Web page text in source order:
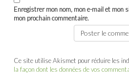
Enregistrer mon nom, mon e-mail et mon
mon prochain commentaire.
Ce site utilise Akismet pour réduire les
la façon dont les données de vos